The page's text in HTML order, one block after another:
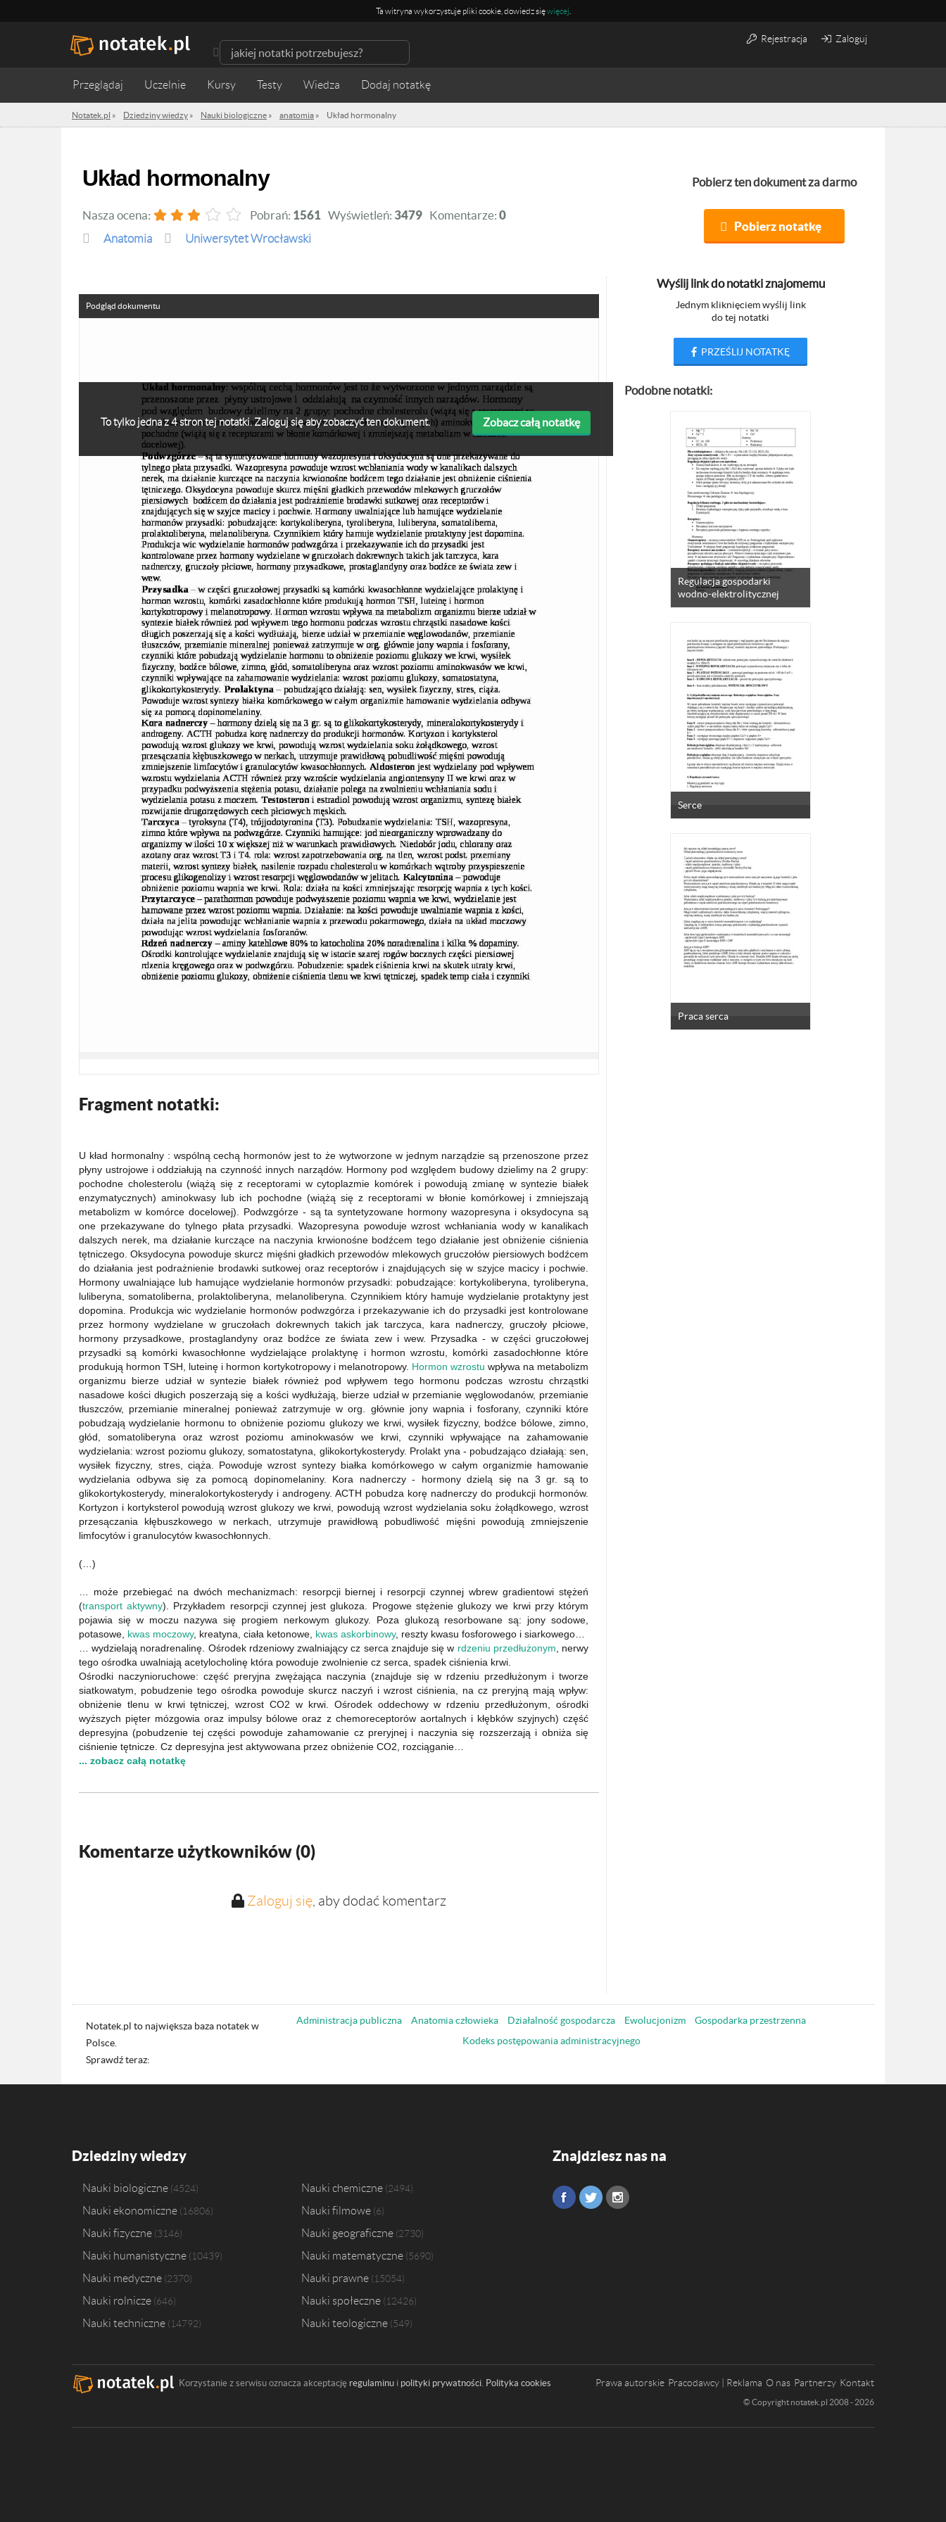
Ta witryna wykorzystuje pliki cookie, dowiedz sięwięcej
Rejestracja Zaloguj
Przeglądaj Uczelnie Kursy Testy Wiedza
Notatek.pl » Dziedziny wiedzy » Nauki biologiczne » anatomia » Układ hormonalny
Układ hormonalny
Nasza ocena: Pobrań: 1561 Wyświetleń: 3479 Komentarze: 0
anatomia Uniwersytet Wrocławski
Pobierz ten dokument za darmo
Pobierz notatkę
To tylko jedna z 4 stron tej notatki. Zaloguj się aby zobaczyć ten dokument. Zobacz całą notatkę
Podgląd dokumentu
Fragment notatki:
U kład hormonalny : wspólną cechą hormonów jest to że wytworzone w jednym narządzie są przenoszone przez
płyny ustrojowe i oddziałują na czynność innych narządów. Hormony pod względem budowy dzielimy na 2 grupy:
pochodne cholesterolu (wiążą się z receptorami w cytoplazmie komórek i powodują zmianę w syntezie białek
enzymatycznych) aminokwasy lub ich pochodne (wiążą się z receptorami w błonie komórkowej i zmniejszają
metabolizm w komórce docelowej). Podwzgórze - są ta syntetyzowane hormony wazopresyna i oksydocyna są
one przekazywane do tylnego płata przysadki. Wazopresyna powoduje wzrost wchłaniania wody w kanalikach
dalszych nerek, ma działanie kurczące na naczynia krwionośne bodźcem tego działanie jest obniżenie ciśnienia
tętniczego. Oksydocyna powoduje skurcz mięśni gładkich przewodów mlekowych gruczołów piersiowych bodźcem
do działania jest podrażnienie brodawki sutkowej oraz receptorów i znajdujących się w szyjce macicy i pochwie.
Hormony uwalniające lub hamujące wydzielanie hormonów przysadki: pobudzające: kortykoliberyna, tyroliberyna,
luliberyna, somatoliberna, prolaktoliberyna, melanoliberyna. Czynnikiem który hamuje wydzielanie protaktyny jest
dopomina. Produkcja wic wydzielanie hormonów podwzgórza i przekazywanie ich do przysadki jest kontrolowane
przez hormony wydzielane w gruczołach dokrewnych takich jak tarczyca, kara nadnerczy, gruczoły płciowe,
hormony przysadkowe, prostaglandyny oraz bodźce ze świata zew i wew. Przysadka - w części gruczołowej
przysadki są komórki kwasochłonne wydzielające prolaktynę i hormon wzrostu, komórki zasadochłonne które
produkują hormon TSH, luteinę i hormon kortykotropowy i melanotropowy. Hormon wzrostu wpływa na metabolizm
organizmu bierze udział w syntezie białek również pod wpływem tego hormonu podczas wzrostu chrząstki
nasadowe kości długich poszerzają się a kości wydłużają, bierze udział w przemianie węglowodanów, przemianie
tłuszczów, przemianie mineralnej ponieważ zatrzymuje w org. głównie jony wapnia i fosforany, czynniki które
pobudzają wydzielanie hormonu to obniżenie poziomu glukozy we krwi, wysiłek fizyczny, bodźce bólowe, zimno,
głód, somatoliberyna oraz wzrost poziomu aminokwasów we krwi, czynniki wpływające na zahamowanie
wydzielania: wzrost poziomu glukozy, somatostatyna, glikokortykosterydy. Prolakt yna - pobudzająco działają: sen,
wysiłek fizyczny, stres, ciąża. Powoduje wzrost syntezy białka komórkowego w całym organizmie hamowanie
wydzielania odbywa się za pomocą dopinomelaniny. Kora nadnerczy - hormony dzielą się na 3 gr. są to
glikokortykosterydy, mineralokortykosterydy i androgeny. ACTH pobudza korę nadnerczy do produkcji hormonów.
Kortyzon i kortyksterol powodują wzrost glukozy we krwi, powodują wzrost wydzielania soku żołądkowego, wzrost
przesączania kłębuszkowego w nerkach, utrzymuje prawidłową pobudliwość mięśni powodują zmniejszenie
limfocytów i granulocytów kwasochłonnych.
(…)
… może przebiegać na dwóch mechanizmach: resorpcji biernej i resorpcji czynnej wbrew gradientowi stężeń
(transport aktywny). Przykładem resorpcji czynnej jest glukoza. Progowe stężenie glukozy we krwi przy którym
pojawia się w moczu nazywa się progiem nerkowym glukozy. Poza glukozą resorbowane są: jony sodowe,
potasowe, kwas moczowy, kreatyna, ciała ketonowe, kwas askorbinowy, reszty kwasu fosforowego i siarkowego…
… wydzielają noradrenalinę. Ośrodek rdzeniowy zwalniający cz serca znajduje się w rdzeniu przedłużonym , nerwy
tego ośrodka uwalniają acetylocholinę która powoduje zwolnienie cz serca, spadek ciśnienia krwi.
Ośrodki naczynioruchowe: część preryjna zwężająca naczynia (znajduje się w rdzeniu przedłużonym i tworze
siatkowatym, pobudzenie tego ośrodka powoduje skurcz naczyń i wzrost ciśnienia, na cz preryjną mają wpływ:
obniżenie tlenu w krwi tętniczej, wzrost CO2 w krwi. Ośrodek oddechowy w rdzeniu przedłużonym, ośrodki
wyższych pięter mózgowia oraz impulsy bólowe oraz z chemoreceptorów aortalnych i kłębków szyjnych) część
depresyjna (pobudzenie tej części powoduje zahamowanie cz preryjnej i naczynia się rozszerzają i obniża się
ciśnienie tętnicze. Cz depresyjna jest aktywowana przez obniżenie CO2, rozciąganie…
... zobacz całą notatkę
Komentarze użytkowników (0)
Zaloguj się, aby dodać komentarz
Wyślij link do notatki znajomemu
Jednym kliknięciem wyślij link
do tej notatki
PRZEŚLIJ NOTATKĘ
Podobne notatki:
Regulacja gospodarki
wodno-elektrolitycznej
Serce
Praca serca
Notatek.pl to największa baza notatek w
Polsce.
Sprawdź teraz:
Administracja publiczna Anatomia człowieka Działalność gospodarcza Ewolucjonizm
Gospodarka przestrzenna
Kodeks postępowania administracyjnego
Dziedziny wiedzy
Nauki biologiczne 4524 Nauki chemiczne 2494
Nauki ekonomiczne 16806 Nauki filmowe 6
Nauki fizyczne 3146 Nauki geograficzne 2730
Nauki humanistyczne 10439 Nauki matematyczne 5690
Nauki medyczne 2370 Nauki prawne 15054
Nauki rolnicze 646 Nauki społeczne 12426
Nauki techniczne 14792 Nauki teologiczne 549
Znajdziesz nas na
Korzystanie z serwisu oznacza akceptację regulaminu i polityki prywatności. Polityka cookies Prawa autorskie Pracodawcy | Reklama O nas Partnerzy Kontakt
© Copyright notatek.pl 2008 - 2026